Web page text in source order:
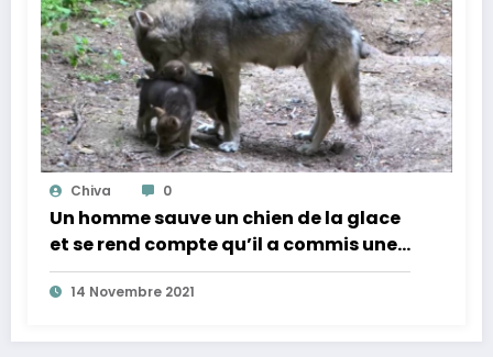
Chiva 0
Un homme sauve un chien de la glace
et se rend compte qu’il a commis une
énorme erreur
14 Novembre 2021